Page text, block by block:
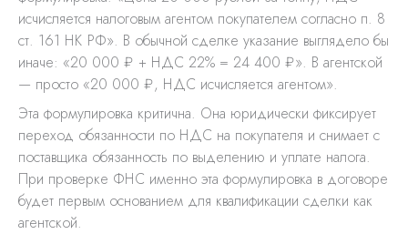
исчисляется налоговым агентом покупателем согласно п. 8
ст. 161 НК РФ». В обычной сделке указание выглядело бы
иначе: «20 000 ₽ + НДС 22% = 24 400 ₽». В агентской
— просто «20 000 ₽, НДС исчисляется агентом».
Эта формулировка критична. Она юридически фиксирует
переход обязанности по НДС на покупателя и снимает с
поставщика обязанность по выделению и уплате налога.
При проверке ФНС именно эта формулировка в договоре
будет первым основанием для квалификации сделки как
агентской.